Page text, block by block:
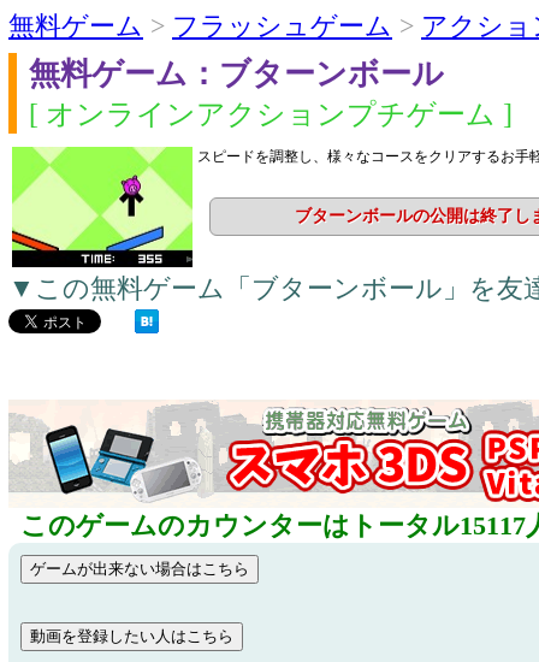
無料ゲーム > フラッシュゲーム > アクショ
無料ゲーム：ブターンボール
[ オンラインアクションプチゲーム ]
スピードを調整し、様々なコースをクリアするお手
ブターンボールの公開は終了し
▼この無料ゲーム「ブターンボール」を友
このゲームのカウンターはトータル15117